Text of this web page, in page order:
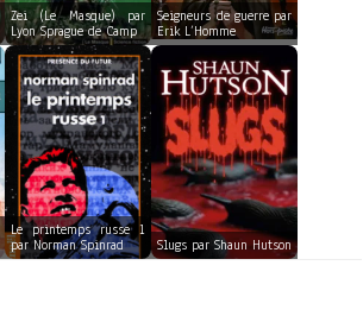
Zei (Le Masque) par
Lyon Sprague de Camp
Seigneurs de guerre par
Erik L’Homme
Le printemps russe 1
par Norman Spinrad
Slugs par Shaun Hutson